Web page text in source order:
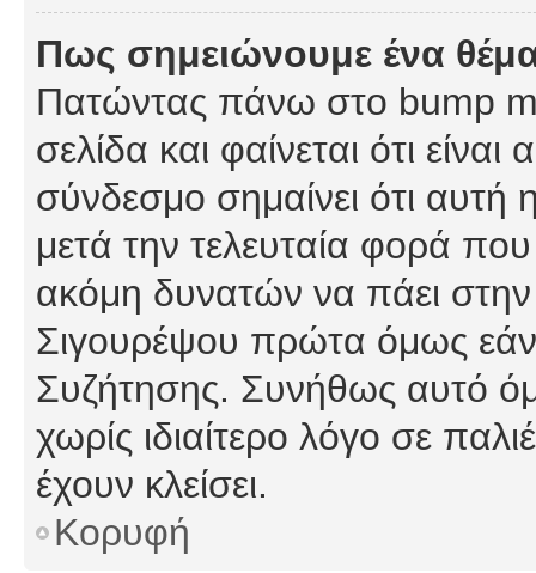
Πως σημειώνουμε ένα
Πατώντας πάνω στο bump
σελίδα και φαίνεται ότι
σύνδεσμο σημαίνει ότι αυτή
μετά την τελευταία φορά που
ακόμη δυνατών να πάει
Σιγουρέψου πρώτα όμως εάν
Συζήτησης. Συνήθως αυτό
χωρίς ιδιαίτερο λόγο σε
έχουν κλείσει.
Κορυφή